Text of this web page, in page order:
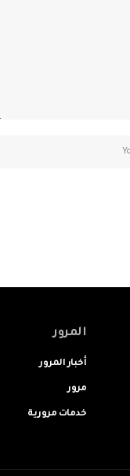
المرور
أخبار المرور
مرور
خدمات مرورية